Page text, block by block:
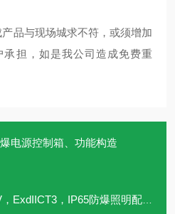
品与现场城求不符，或须增加
担，如是我公司造成免费重
电源控制箱、功能构造
ExdIICT3，IP65防爆照明配电箱